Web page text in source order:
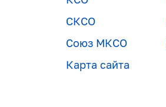
СКСО
Союз МКСО
Карта сайта